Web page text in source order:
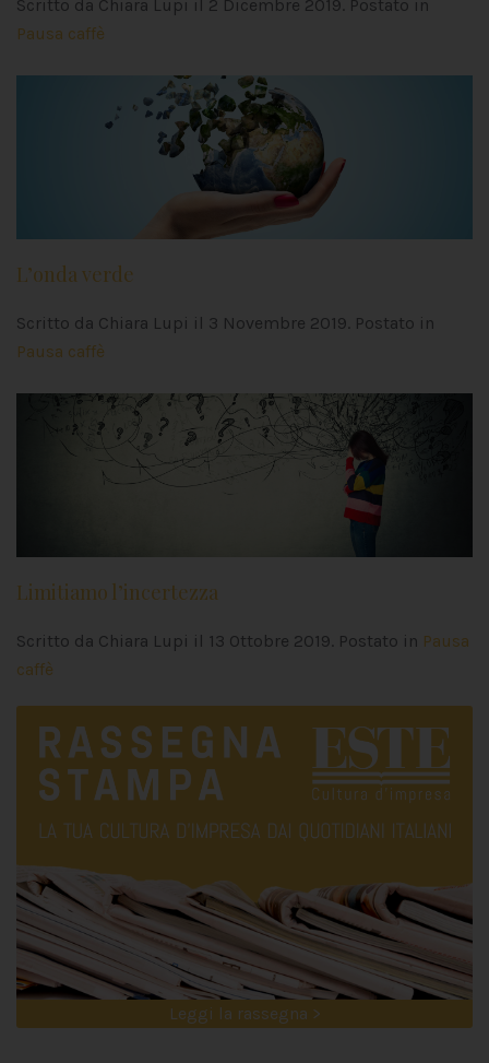
Scritto da Chiara Lupi il 2 Dicembre 2019. Postato in
Pausa caffè
L’onda verde
Scritto da Chiara Lupi il 3 Novembre 2019. Postato in
Pausa caffè
Limitiamo l’incertezza
Scritto da Chiara Lupi il 13 Ottobre 2019. Postato in Pausa
caffè
Leggi la rassegna >